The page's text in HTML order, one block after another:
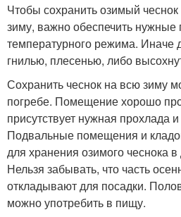
Чтобы сохранить озимый
зиму, важно обеспечить нужные
температурного режима. Иначе
гнилью, плесенью, либо
Сохранить чеснок на всю зиму
погребе. Помещение хорошо
присутствует нужная прохлада
Подвальные помещения и
для хранения озимого чеснока
Нельзя забывать, что часть
откладывают для посадки.
можно употребить в пищу.